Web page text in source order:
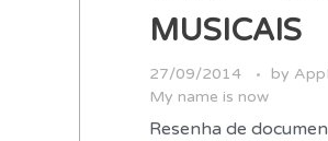
MUSICAIS
27/09/2014 by
My name is now
Resenha de